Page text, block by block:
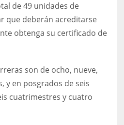
de 49 unidades de
que deberán acreditarse
obtenga su certificado de
son de ocho, nueve,
y en posgrados de seis
cuatrimestres y cuatro